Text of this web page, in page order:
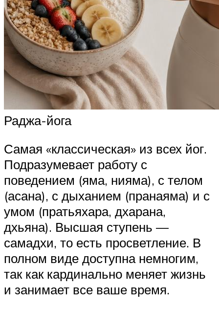
Раджа-йога
Самая «классическая» из всех йог.
Подразумевает работу с
поведением (яма, нияма), с телом
(асана), с дыханием (пранаяма) и с
умом (пратьяхара, дхарана,
дхьяна). Высшая ступень —
самадхи, то есть просветление. В
полном виде доступна немногим,
так как кардинально меняет жизнь
и занимает все ваше время.